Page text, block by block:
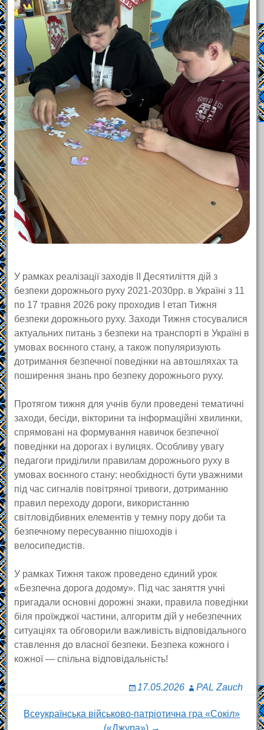
У рамках реалізації заходів ІІ Десятиліття дій з
безпеки дорожнього руху 2021-2030рр. в Україні з 11
по 17 травня 2026 року проходив І етап Тижня
безпеки дорожнього руху. Заходи Тижня стосувалися
актуальних питань з безпеки на транспорті в Україні в
умовах воєнного стану, а також популяризують
дотримання безпечної поведінки на автошляхах та
поширення знань про безпеку дорожнього руху.
Протягом тижня для учнів були проведені тематичні
заходи, бесіди, вікторини та інформаційні хвилинки,
спрямовані на формування навичок безпечної
поведінки на дорогах і вулицях. Особливу увагу
педагоги приділили правилам дорожнього руху в
умовах воєнного стану: необхідності бути уважними
під час сигналів повітряної тривоги, дотриманню
правил переходу дороги, використанню
світловідбивних елементів у темну пору доби та
безпечному пересуванню пішоходів і
велосипедистів.
У рамках Тижня також проведено єдиний урок
«Безпечна дорога додому». Під час заняття учні
пригадали основні дорожні знаки, правила поведінки
біля проїжджої частини, алгоритм дій у небезпечних
ситуаціях та обговорили важливість відповідального
ставлення до власної безпеки. Безпека кожного і
кожної — спільна відповідальність!
17.05.2026 PAL Zauch
Post
Всеукраїнська військово-патріотична гра «Сокіл»
(«Джура») →